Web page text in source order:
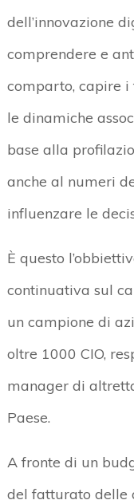
dell’innovazione
comprendere e
comparto, capire i
le dinamiche
base alla
anche al numeri
influenzare le
È questo
continuativa sul
un campione di
oltre 1000 CIO,
manager di
Paese.
A fronte di un
del fatturato delle